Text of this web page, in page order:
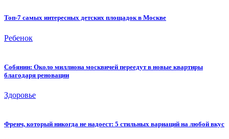
Топ-7 самых интересных детских площадок в Москве
Ребенок
Собянин: Около миллиона москвичей переедут в новые квартиры
благодаря реновации
Здоровье
Френч, который никогда не надоест: 5 стильных вариаций на любой вкус